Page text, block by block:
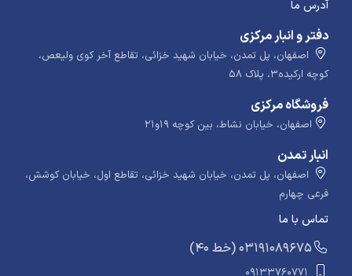
آدرس ما
دفتر و انبار مرکزی
اصفهان، پل تمدن، خیابان شهید خزائی، تقاطع آخر کوی ولیعص،
کوچه ارکیده۳، پلاک ۵۸
فروشگاه مرکزی
اصفهان، خیابان نشاط، بین کوچه ۱۹و۲۱
انبار تمدن
اصفهان، پل تمدن، خیابان شهید خزائی، تقاطع اول، خیابان کوشش،
فرعی چهارم
تماس با ما
​​​ (40 خط) 03191089675
09133760771